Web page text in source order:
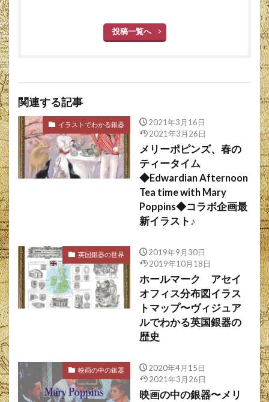
投稿一覧へ
関連する記事
イラストでわかる銀器
2021年3月16日
2021年3月26日
メリーポピンズ、春の
ティータイム
◆Edwardian Afternoon
Tea time with Mary
Poppins◆コラボ企画最
新イラスト♪
英国銀器の世界
2019年9月30日
2019年10月18日
ホールマーク アセイ
オフィス分布図イラス
トマップ〜ヴィジュア
ルでわかる英国銀器の
歴史
映画の中の銀器
2020年4月15日
2021年3月26日
映画の中の銀器〜メリ